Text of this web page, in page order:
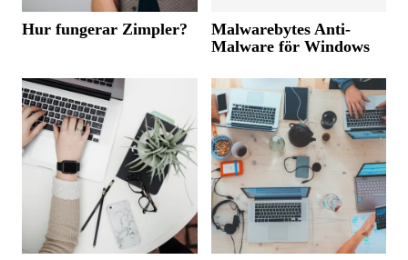
Hur fungerar Zimpler?
Malwarebytes Anti-
Malware för Windows